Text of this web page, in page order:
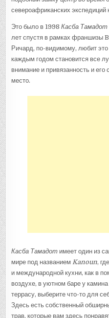
североафриканских
Это было в 1998Касба Тамадот
лет спустя в рамках
Ричард, по-видимому, любит это
каждым годом становится все
внимание и привязанность и его
место.
Касба Тамадот имеет один из
мире под названиемKanoun,
и международной кухни, как в
воздухе, в уютном баре у
террасу, выберите что-то для
Здесь есть собственный
трав, которые вам здесь